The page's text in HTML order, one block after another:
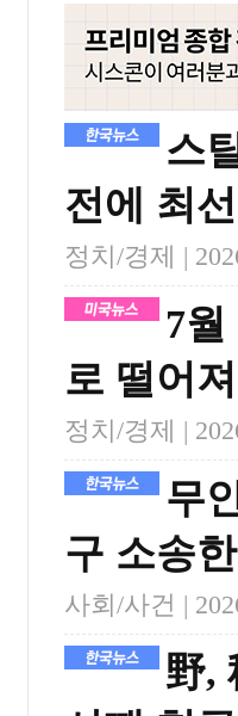
스
전에 최
정치/경제 |
7
로 떨어져
정치/경제 |
무
구 소송
사회/사건 |
野,